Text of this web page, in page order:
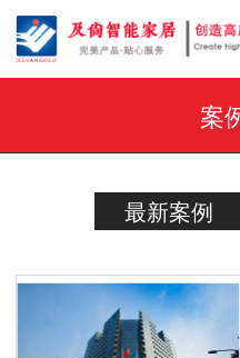
案
最新案例